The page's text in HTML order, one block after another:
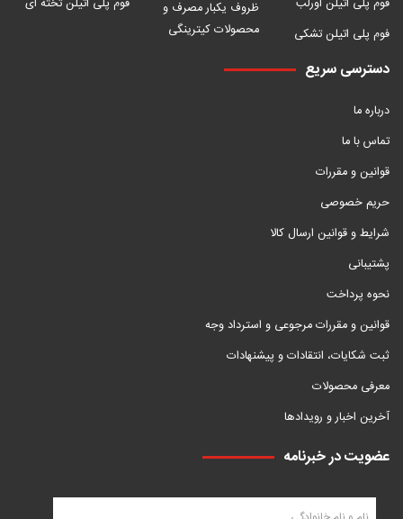
فوم پلی اتیلن تشکی
ظروف یکبار مصرف و
محصولات کیترینگی
دسترسی سریع
درباره ما
تماس با ما
قوانین و مقررات
حریم خصوصی
شرایط و قوانین ارسال کالا
پشتیبانی
نحوه پرداخت
قوانین و مقررات مرجوعی و استرداد وجه
ثبت شکایات، انتقادات و پیشنهادات
معرفی محصولات
آخرین اخبار و رویدادها
عضویت در خبرنامه